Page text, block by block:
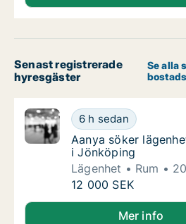
Senast registrerade
hyresgäster
Se alla
Aanya söker
6 h sedan
Aanya söker
Aanya söker
i Jönköping
Lägenhet
Rum
Aanya söker
12 000 SEK
Aanya söker lägenhet eller
Mer info